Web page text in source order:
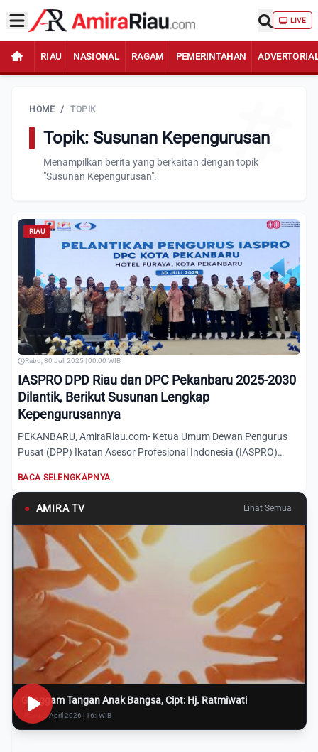
LIVE
RIAU NASIONAL RAGAM PEMERINTAHAN
HOME / TOPIK
Topik: Susunan Kepengurusan
Menampilkan berita yang berkaitan dengan topik
"Susunan Kepengurusan".
RIAU
Rabu, 30 Juli 2025 | 00:00 WIB
IASPRO DPD Riau dan DPC Pekanbaru 2025-2030
Dilantik, Berikut Susunan Lengkap
Kepengurusannya
PEKANBARU, AmiraRiau.com- Ketua Umum Dewan Pengurus
Pusat (DPP) Ikatan Asesor Profesional Indonesia (IASPRO)
BACA SELENGKAPNYA
● AMIRA TV Lihat Semua
Genggam Tangan Anak Bangsa, Cipt: Hj. Ratmiwati
Rabu, 8 April 2026 | 16:i WIB